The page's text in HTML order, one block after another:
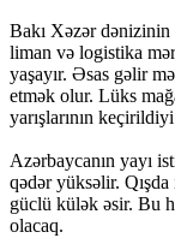
Bakı Xəzər
liman və logistika
yaşayır. Əsas gəlir
etmək olur. Lüks
yarışlarının
Azərbaycanın yayı
qədər yüksəlir.
güclü külək əsir. Bu
olacaq.